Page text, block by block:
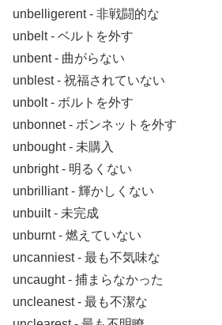
unbelligerent ‐ 非戦闘的な
unbelt ‐ ベルトを外す
unbent ‐ 曲がらない
unblest ‐ 祝福されていない
unbolt ‐ ボルトを外す
unbonnet ‐ ボンネットを外す
unbought ‐ 未購入
unbright ‐ 明るくない
unbrilliant ‐ 輝かしくない
unbuilt ‐ 未完成
unburnt ‐ 燃えていない
uncanniest ‐ 最も不気味な
uncaught ‐ 捕まらなかった
uncleanest ‐ 最も不潔な